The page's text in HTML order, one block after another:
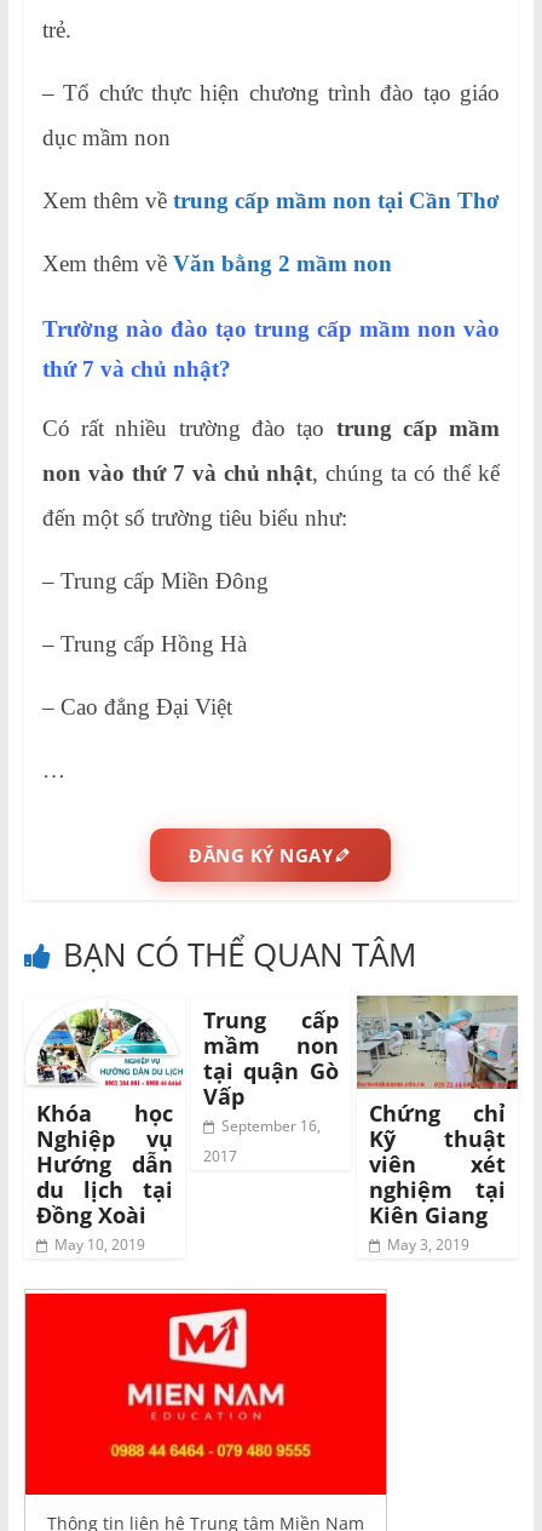
trẻ.
– Tổ chức thực hiện chương trình đào tạo giáo
dục mầm non
Xem thêm về trung cấp mầm non tại Cần Thơ
Xem thêm về Văn bằng 2 mầm non
Trường nào đào tạo trung cấp mầm non vào
thứ 7 và chủ nhật?
Có rất nhiều trường đào tạo trung cấp mầm
non vào thứ 7 và chủ nhật, chúng ta có thể kể
đến một số trường tiêu biểu như:
– Trung cấp Miền Đông
– Trung cấp Hồng Hà
– Cao đẳng Đại Việt
…
ĐĂNG KÝ NGAY
BẠN CÓ THỂ QUAN TÂM
Khóa học
Nghiệp vụ
Hướng dẫn
du lịch tại
Đồng Xoài
May 10, 2019
Trung cấp
mầm non
tại quận Gò
Vấp
September 16,
2017
Chứng chỉ
Kỹ thuật
viên xét
nghiệm tại
Kiên Giang
May 3, 2019
Thông tin liên hệ Trung tâm Miền Nam